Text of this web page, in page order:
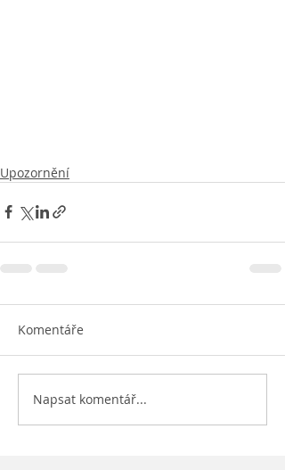
Upozornění
Komentáře
Napsat komentář...